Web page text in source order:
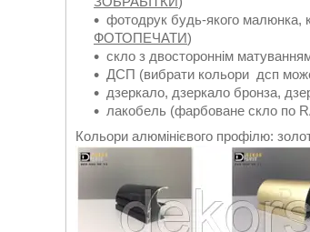
фотодрук будь-якого малюнка,
ФОТОПЕЧАТИ)
скло з двостороннім
ДСП (вибрати кольори дсп
дзеркало, дзеркало бронза,
лакобель (фарбоване скло по
Кольори алюмінієвого профілю: